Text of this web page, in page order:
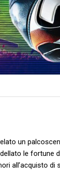
un⁣
le fortune
all’acquisto